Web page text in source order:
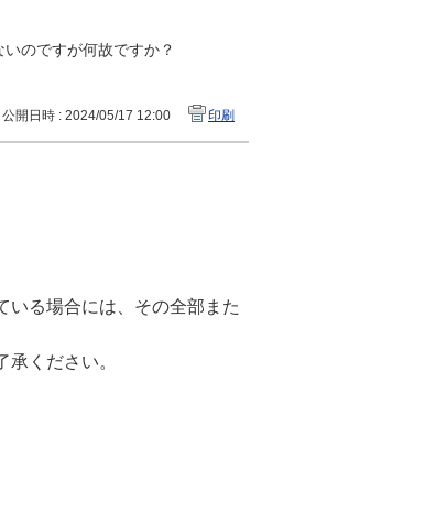
のですが何故ですか？
公開日時 : 2024/05/17 12:00 印刷
いる場合には、その全部また
ください。